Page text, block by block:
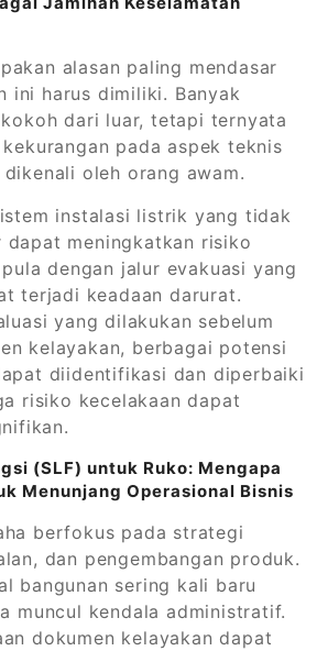
alasan paling mendasar
ini harus dimiliki. Banyak
dari luar, tetapi ternyata
pada aspek teknis
oleh orang awam.
instalasi listrik yang tidak
dapat meningkatkan risiko
dengan jalur evakuasi yang
terjadi keadaan darurat.
yang dilakukan sebelum
kelayakan, berbagai potensi
diidentifikasi dan diperbaiki
risiko kecelakaan dapat
(SLF) untuk Ruko: Mengapa
Menunjang Operasional Bisnis
berfokus pada strategi
dan pengembangan produk.
bangunan sering kali baru
muncul kendala administratif.
dokumen kelayakan dapat